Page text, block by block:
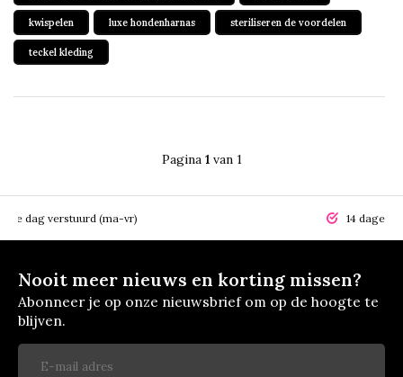
kwispelen luxe hondenharnas steriliseren de voordelen
teckel kleding
Pagina 1van 1
dag verstuurd (ma-vr) 14 dagen
Nooit meer nieuws en korting missen?
Abonneer je op onze nieuwsbrief om op de hoogte te
blijven.